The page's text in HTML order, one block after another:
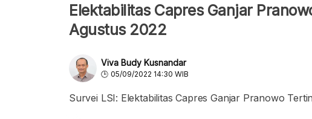
Elektabilitas Capres Ganjar
Agustus 2022
Viva Budy Kusnandar
05/09/2022 14:30 WIB
Survei LSI: Elektabilitas Capres Ganjar Pranowo